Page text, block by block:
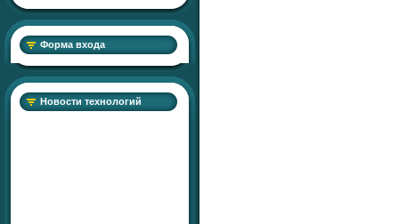
Форма входа
Новости технологий